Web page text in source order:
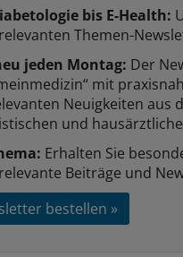
bis E-Health:
Themen-
jeden Montag: Der
mit
Neuigkeiten aus
und
Erhalten Sie
Beiträge und
bestellen »